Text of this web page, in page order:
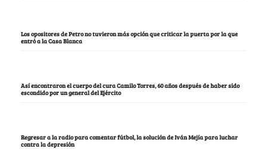
Los opositores de Petro no tuvieron más opción que criticar la puerta por la que
entró a la Casa Blanca
Así encontraron el cuerpo del cura Camilo Torres, 60 años después de haber sido
escondido por un general del Ejército
Regresar a la radio para comentar fútbol, la solución de Iván Mejía para luchar
contra la depresión